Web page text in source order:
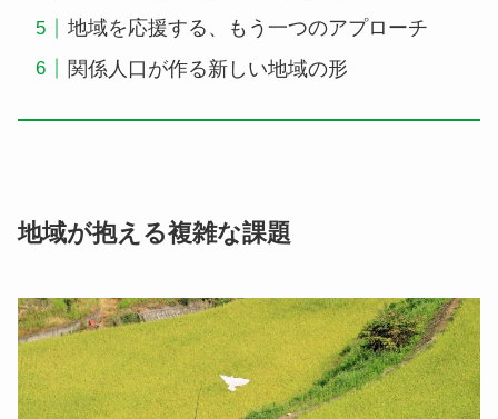
地域を応援する、もう一つのアプローチ
関係人口が作る新しい地域の形
地域が抱える複雑な課題